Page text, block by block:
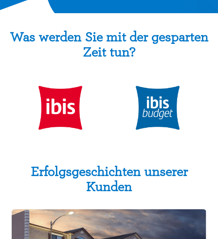
Was werden Sie mit der gesparten
Zeit tun?
Erfolgsgeschichten unserer
Kunden